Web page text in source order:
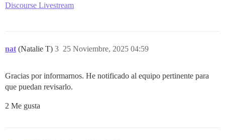
Discourse Livestream
nat (Natalie T) 25 Noviembre, 2025 04:59
3
Gracias por informarnos. He notificado al equipo pertinente para
que puedan revisarlo.
2 Me gusta